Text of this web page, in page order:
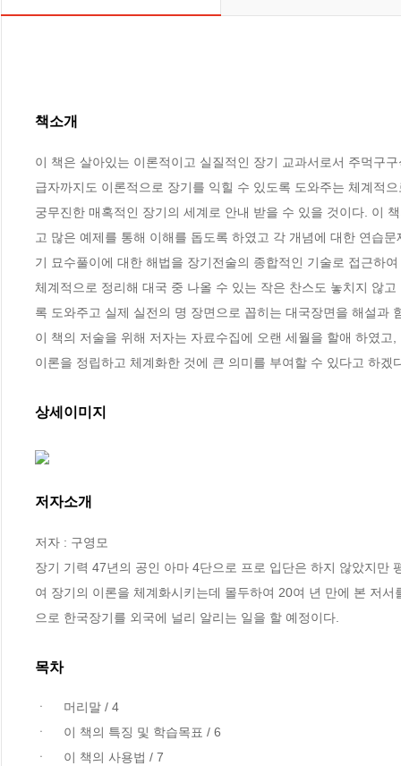
책소개
이 책은 살아있는 이론적이고 실질적인 장기 교과서로서 주먹구
급자까지도 이론적으로 장기를 익힐 수 있도록 도와주는 체계적
궁무진한 매혹적인 장기의 세계로 안내 받을 수 있을 것이다. 이
고 많은 예제를 통해 이해를 돕도록 하였고 각 개념에 대한 연습
기 묘수풀이에 대한 해법을 장기전술의 종합적인 기술로 접근하
체계적으로 정리해 대국 중 나올 수 있는 작은 찬스도 놓치지 않
록 도와주고 실제 실전의 명 장면으로 꼽히는 대국장면을 해설과
이 책의 저술을 위해 저자는 자료수집에 오랜 세월을 할애 하였
이론을 정립하고 체계화한 것에 큰 의미를 부여할 수 있다고 하겠
상세이미지
저자소개
저자 : 구영모
장기 기력 47년의 공인 아마 4단으로 프로 입단은 하지 않았지만
여 장기의 이론을 체계화시키는데 몰두하여 20여 년 만에 본 저
으로 한국장기를 외국에 널리 알리는 일을 할 예정이다.
목차
ㆍ	머리말 / 4
ㆍ	이 책의 특징 및 학습목표 / 6
ㆍ	이 책의 사용법 / 7